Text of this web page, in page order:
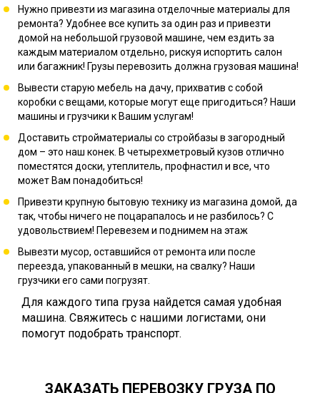
Нужно привезти из магазина отделочные материалы для
ремонта? Удобнее все купить за один раз и привезти
домой на небольшой грузовой машине, чем ездить за
каждым материалом отдельно, рискуя испортить салон
или багажник! Грузы перевозить должна грузовая машина!
Вывести старую мебель на дачу, прихватив с собой
коробки с вещами, которые могут еще пригодиться? Наши
машины и грузчики к Вашим услугам!
Доставить стройматериалы со стройбазы в загородный
дом – это наш конек. В четырехметровый кузов отлично
поместятся доски, утеплитель, профнастил и все, что
может Вам понадобиться!
Привезти крупную бытовую технику из магазина домой, да
так, чтобы ничего не поцарапалось и не разбилось? С
удовольствием! Перевезем и поднимем на этаж
Вывезти мусор, оставшийся от ремонта или после
переезда, упакованный в мешки, на свалку? Наши
грузчики его сами погрузят.
Для каждого типа груза найдется самая удобная
машина. Свяжитесь с нашими логистами, они
помогут подобрать транспорт.
ЗАКАЗАТЬ ПЕРЕВОЗКУ ГРУЗА ПО